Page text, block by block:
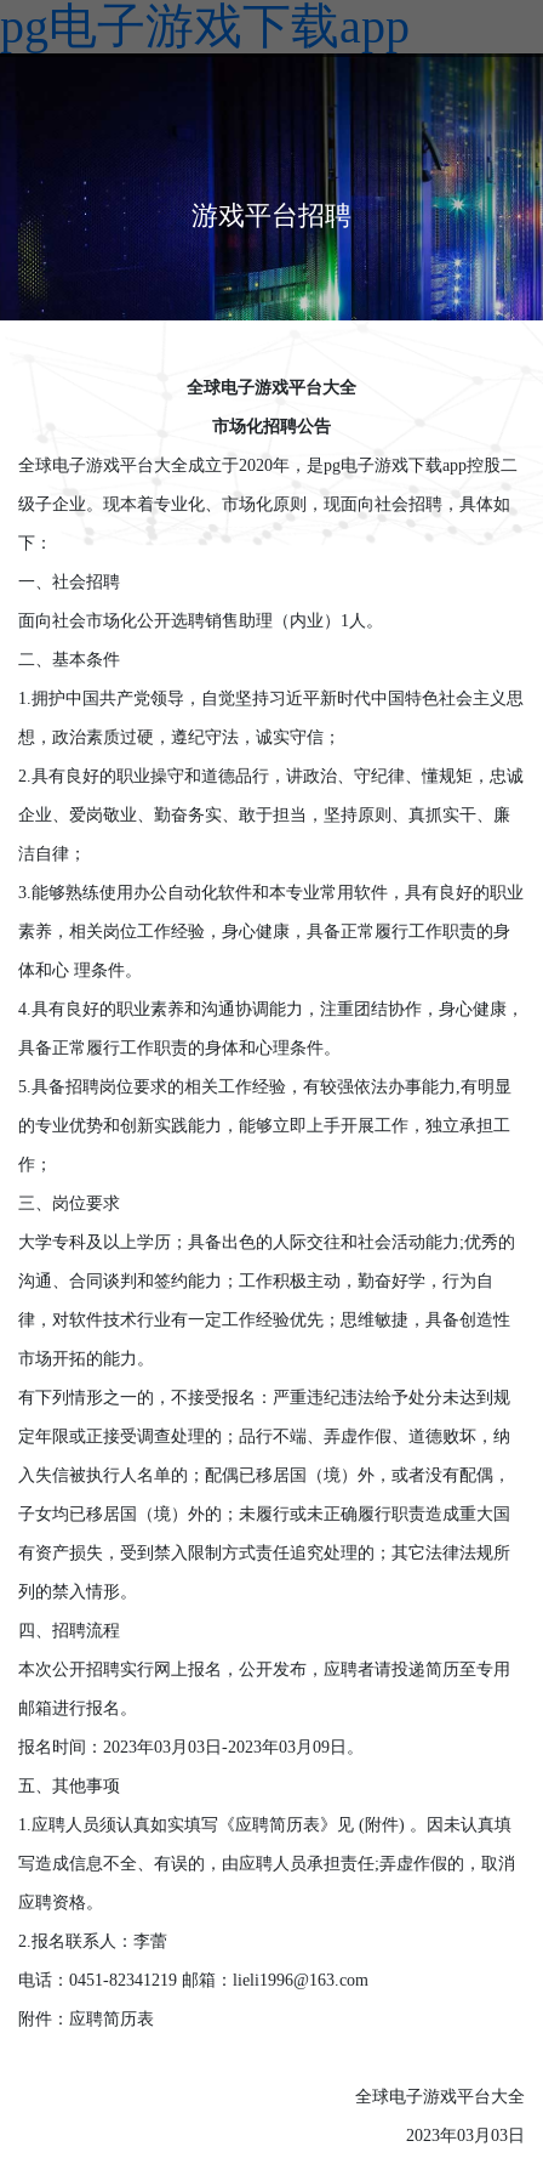
pg电子游戏下载app
游戏平台招聘
全球电子游戏平台大全
市场化招聘公告
全球电子游戏平台大全成立于2020年，是pg电子游戏下载app控股二
级子企业。现本着专业化、市场化原则，现面向社会招聘，具体如
下：
一、社会招聘
面向社会市场化公开选聘销售助理（内业）1人。
二、基本条件
1.拥护中国共产党领导，自觉坚持习近平新时代中国特色社会主义思
想，政治素质过硬，遵纪守法，诚实守信；
2.具有良好的职业操守和道德品行，讲政治、守纪律、懂规矩，忠诚
企业、爱岗敬业、勤奋务实、敢于担当，坚持原则、真抓实干、廉
洁自律；
3.能够熟练使用办公自动化软件和本专业常用软件，具有良好的职业
素养，相关岗位工作经验，身心健康，具备正常履行工作职责的身
体和心 理条件。
4.具有良好的职业素养和沟通协调能力，注重团结协作，身心健康，
具备正常履行工作职责的身体和心理条件。
5.具备招聘岗位要求的相关工作经验，有较强依法办事能力,有明显
的专业优势和创新实践能力，能够立即上手开展工作，独立承担工
作；
三、岗位要求
大学专科及以上学历；具备出色的人际交往和社会活动能力;优秀的
沟通、合同谈判和签约能力；工作积极主动，勤奋好学，行为自
律，对软件技术行业有一定工作经验优先；思维敏捷，具备创造性
市场开拓的能力。
有下列情形之一的，不接受报名：严重违纪违法给予处分未达到规
定年限或正接受调查处理的；品行不端、弄虚作假、道德败坏，纳
入失信被执行人名单的；配偶已移居国（境）外，或者没有配偶，
子女均已移居国（境）外的；未履行或未正确履行职责造成重大国
有资产损失，受到禁入限制方式责任追究处理的；其它法律法规所
列的禁入情形。
四、招聘流程
本次公开招聘实行网上报名，公开发布，应聘者请投递简历至专用
邮箱进行报名。
报名时间：2023年03月03日-2023年03月09日。
五、其他事项
1.应聘人员须认真如实填写《应聘简历表》见 (附件) 。因未认真填
写造成信息不全、有误的，由应聘人员承担责任;弄虚作假的，取消
应聘资格。
2.报名联系人：李蕾
电话：0451-82341219 邮箱：lieli1996@163.com
附件：应聘简历表
全球电子游戏平台大全
2023年03月03日